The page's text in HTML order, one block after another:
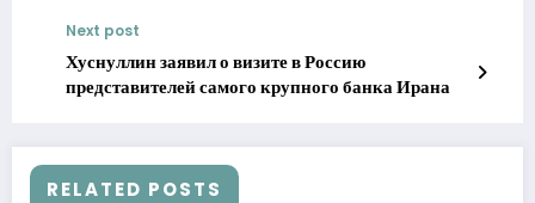
Next post
Хуснуллин заявил о визите в Россию
представителей самого крупного банка Ирана
RELATED POSTS